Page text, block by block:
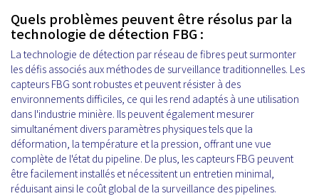
Quels problèmes peuvent être résolus par la
technologie de détection FBG :
La technologie de détection par réseau de fibres peut surmonter
les défis associés aux méthodes de surveillance traditionnelles. Les
capteurs FBG sont robustes et peuvent résister à des
environnements difficiles, ce qui les rend adaptés à une utilisation
dans l'industrie minière. Ils peuvent également mesurer
simultanément divers paramètres physiques tels que la
déformation, la température et la pression, offrant une vue
complète de l'état du pipeline. De plus, les capteurs FBG peuvent
être facilement installés et nécessitent un entretien minimal,
réduisant ainsi le coût global de la surveillance des pipelines.